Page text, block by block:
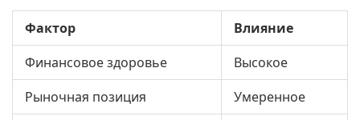
Фактор
Влияние
Финансовое здоровье
Высокое
Рыночная позиция
Умеренное